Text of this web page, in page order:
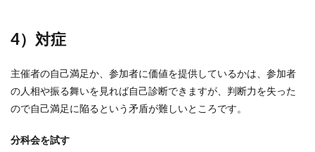
4）対症
主催者の自己満足か、参加者に価値を提供しているかは、参加者
の人相や振る舞いを見れば自己診断できますが、判断力を失った
ので自己満足に陥るという矛盾が難しいところです。
分科会を試す